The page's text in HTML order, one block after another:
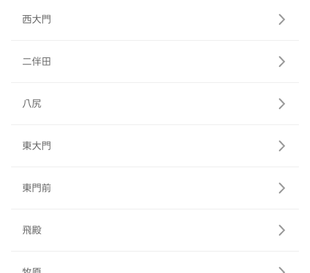
西大門
二伴田
八尻
東大門
東門前
飛殿